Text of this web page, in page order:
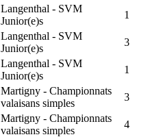
Langenthal - SVM
Junior(e)s
1
Langenthal - SVM
Junior(e)s
3
Langenthal - SVM
Junior(e)s
1
Martigny - Championnats
valaisans simples
3
Martigny - Championnats
valaisans simples
4